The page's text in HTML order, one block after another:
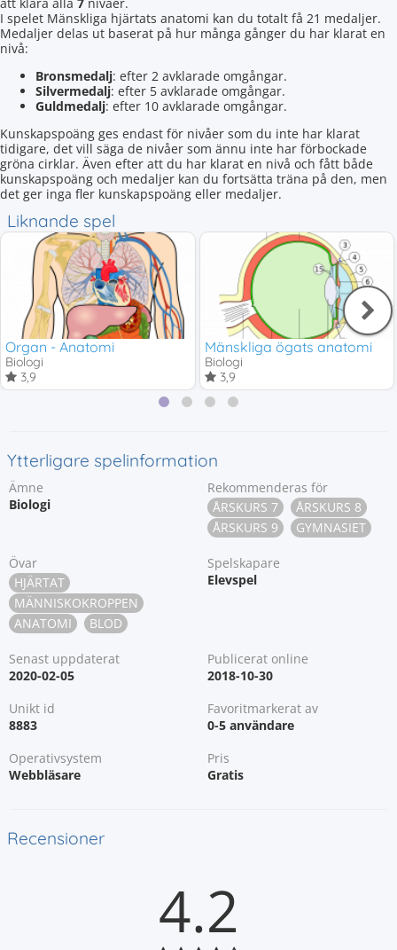
I spelet Mänskliga hjärtats anatomi kan du totalt få 21 medaljer.
Medaljer delas ut baserat på hur många gånger du har klarat en
nivå:
Bronsmedalj: efter 2 avklarade omgångar.
Silvermedalj: efter 5 avklarade omgångar.
Guldmedalj: efter 10 avklarade omgångar.
Kunskapspoäng ges endast för nivåer som du inte har klarat
tidigare, det vill säga de nivåer som ännu inte har förbockade
gröna cirklar. Även efter att du har klarat en nivå och fått både
kunskapspoäng och medaljer kan du fortsätta träna på den, men
det ger inga fler kunskapspoäng eller medaljer.
Liknande spel
Organ - Anatomi
Biologi
3,9
Mänskliga ögats anatomi
Biologi
3,9
Ytterligare spelinformation
Ämne
Biologi
Rekommenderas för
ÅRSKURS 7
ÅRSKURS 8
ÅRSKURS 9
GYMNASIET
Övar
HJÄRTAT
MÄNNISKOKROPPEN
ANATOMI
BLOD
Spelskapare
Elevspel
Senast uppdaterat
2020-02-05
Publicerat online
2018-10-30
Unikt id
8883
Favoritmarkerat av
0-5 användare
Operativsystem
Webbläsare
Pris
Gratis
Recensioner
4.2